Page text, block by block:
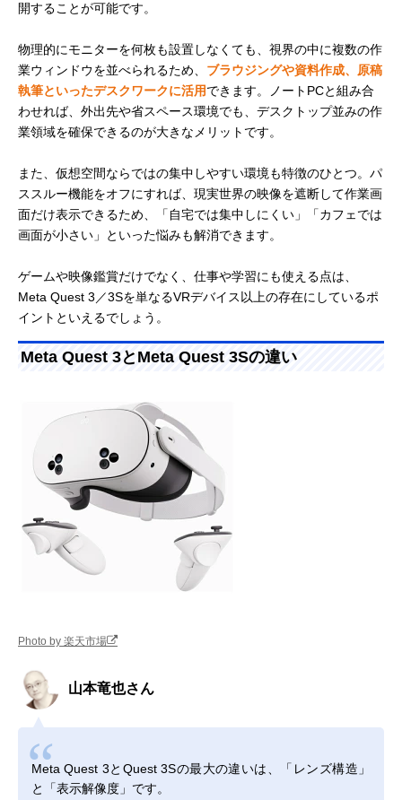
開することが可能です。
物理的にモニターを何枚も設置しなくても、視界の中に複数の作
業ウィンドウを並べられるため、 ブラウジングや資料作成、原稿
執筆といったデスクワークに活用できます。ノートPCと組み合
わせれば、外出先や省スペース環境でも、デスクトップ並みの作
業領域を確保できるのが大きなメリットです。
また、仮想空間ならではの集中しやすい環境も特徴のひとつ。パ
ススルー機能をオフにすれば、現実世界の映像を遮断して作業画
面だけ表示できるため、「自宅では集中しにくい」「カフェでは
画面が小さい」といった悩みも解消できます。
ゲームや映像鑑賞だけでなく、仕事や学習にも使える点は、
Meta Quest 3／3Sを単なるVRデバイス以上の存在にしているポ
イントといえるでしょう。
Meta Quest 3とMeta Quest 3Sの違い
Photo by 楽天市場
山本竜也さん
Meta Quest 3とQuest 3Sの最大の違いは、「レンズ構造」
と「表示解像度」です。